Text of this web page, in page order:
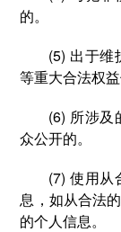
的。
(5) 出于维
等重大合法权
(6) 所涉及
众公开的。
(7) 使用从
息，如从合法
的个人信息。